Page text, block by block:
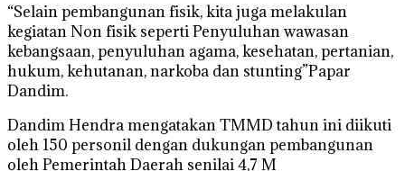
“Selain pembangunan fisik, kita juga melakulan
kegiatan Non fisik seperti Penyuluhan wawasan
kebangsaan, penyuluhan agama, kesehatan, pertanian,
hukum, kehutanan, narkoba dan stunting”Papar
Dandim.
Dandim Hendra mengatakan TMMD tahun ini diikuti
oleh 150 personil dengan dukungan pembangunan
oleh Pemerintah Daerah senilai 4,7 M